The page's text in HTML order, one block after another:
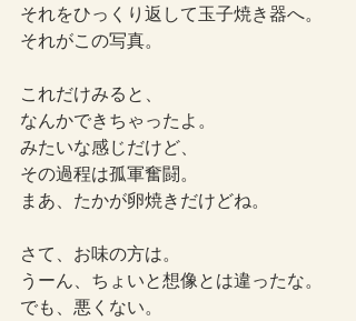
それをひっくり返して玉子焼き器へ。
それがこの写真。
これだけみると、
なんかできちゃったよ。
みたいな感じだけど、
その過程は孤軍奮闘。
まあ、たかが卵焼きだけどね。
さて、お味の方は。
うーん、ちょいと想像とは違ったな。
でも、悪くない。